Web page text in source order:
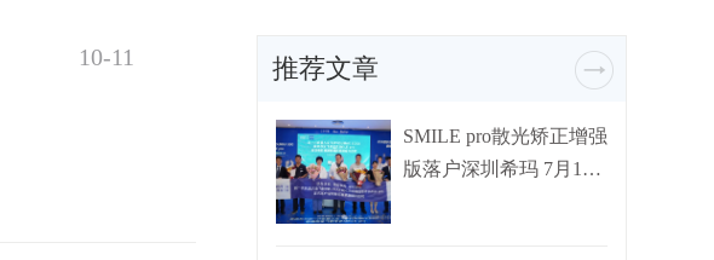
10-11 推荐文章
SMILE pro散光矫正增强
版落户深圳希玛 7月18